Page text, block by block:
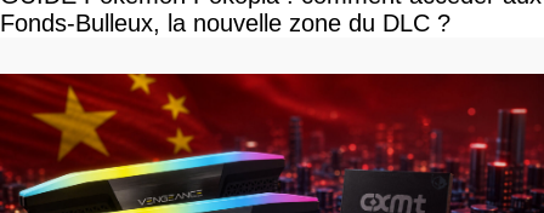
Fonds-Bulleux, la nouvelle zone du DLC ?